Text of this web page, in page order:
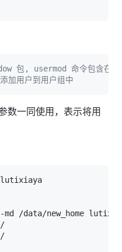
包, usermod 命令包含在
加用户到用户组中
数一同使用，表示将用